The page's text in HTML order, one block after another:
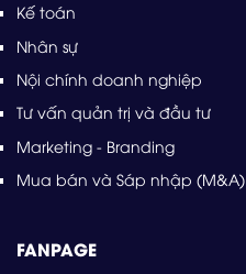
Kế toán
Nhân sự
Nội chính doanh nghiệp
Tư vấn quản trị và đầu tư
Marketing - Branding
Mua bán và Sáp nhập (M&A)
FANPAGE